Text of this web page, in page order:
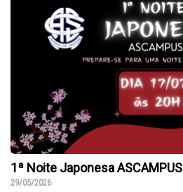
1ª Noite Japonesa ASCAMPUS
29/05/2026